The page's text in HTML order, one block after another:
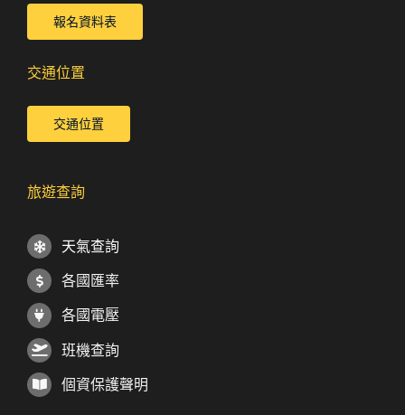
報名資料表
交通位置
交通位置
旅遊查詢
天氣查詢
各國匯率
各國電壓
班機查詢
個資保護聲明